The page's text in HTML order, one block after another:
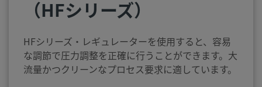
（HFシリーズ）
HFシリーズ・レギュレーターを使用すると、容易
な調節で圧力調整を正確に行うことができます。大
流量かつクリーンなプロセス要求に適しています。